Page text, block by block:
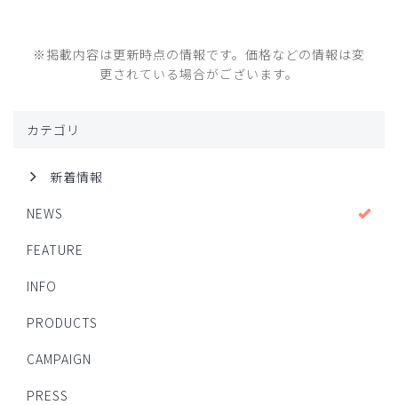
※掲載内容は更新時点の情報です。価格などの情報は変
更されている場合がございます。
カテゴリ
新着情報
NEWS
FEATURE
INFO
PRODUCTS
CAMPAIGN
PRESS